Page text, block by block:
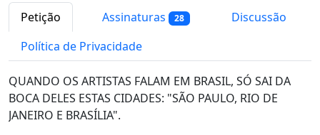
Petição Assinaturas 28
Discussão
Política de Privacidade
QUANDO OS ARTISTAS FALAM EM BRASIL, SÓ SAI DA
BOCA DELES ESTAS CIDADES: "SÃO PAULO, RIO DE
JANEIRO E BRASÍLIA".